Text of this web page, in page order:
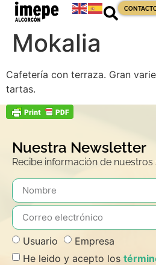
contenido
Mokalia
Cafetería con terraza. Gran
tartas.
Nuestra Newsletter
Recibe información de
Usuario
Empresa
He leido y acepto los